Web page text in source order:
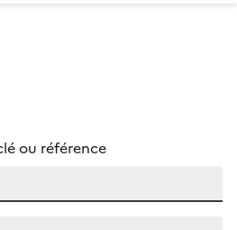
ou référence